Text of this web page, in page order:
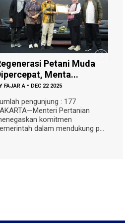
Gratis untuk Pelajar! Bantul
Tambah Bus ...
BYFAJAR A •DEC 19 2025
Jumlah pengunjung : 250 BANTUL
—Pemerintah Kabupaten Bantul
menerima tambahan satu unit bus
sekolah...